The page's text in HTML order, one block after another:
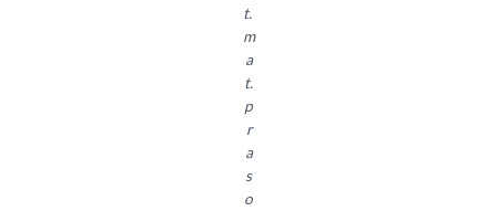
t.
m
a
t.
p
r
a
s
o